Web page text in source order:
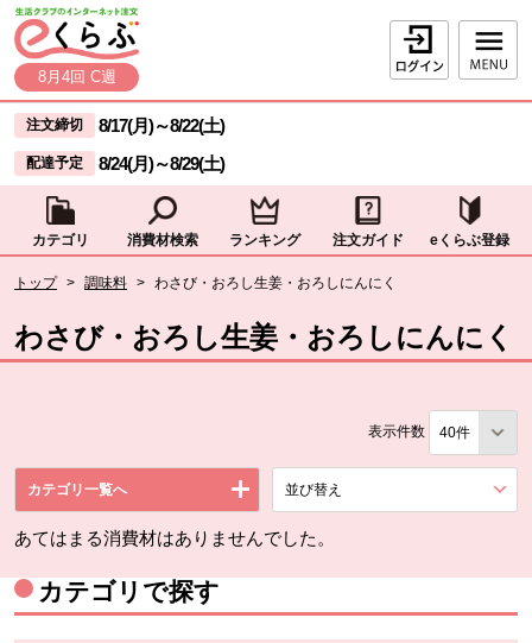
ページの先頭です。
本文へジャンプする。
8月4回 C週
ログイン
ここからサイト内共通メニューです。
サイト内共通メニューをスキップする
注文締切 8/17(月)～8/22(土)
配達予定 8/24(月)～8/29(土)
カテゴリ 消費材検索 ランキング 注文ガイド eくらぶ登録
トップ > 調味料 > わさび・おろし生姜・おろしにんにく
わさび・おろし生姜・おろしにんにく
表示件数
カテゴリ一覧へ 並び替え
あてはまる消費材はありませんでした。
カテゴリで探す